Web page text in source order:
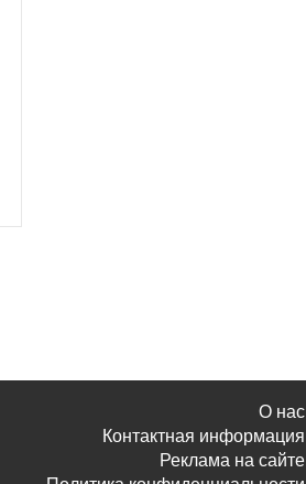
О нас
Контактная информация
Реклама на сайте